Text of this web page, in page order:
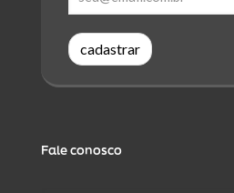
cadastrar
Fale conosco